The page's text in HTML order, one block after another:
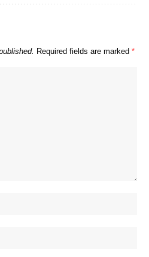
Required fields are marked *